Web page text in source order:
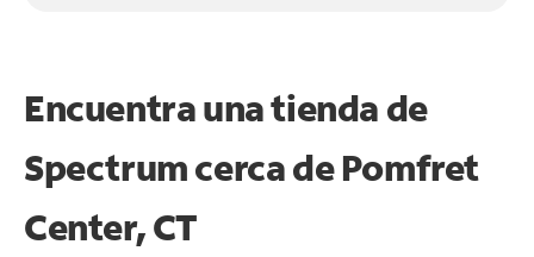
Encuentra una tienda de
Spectrumcerca de Pomfret
Center, CT